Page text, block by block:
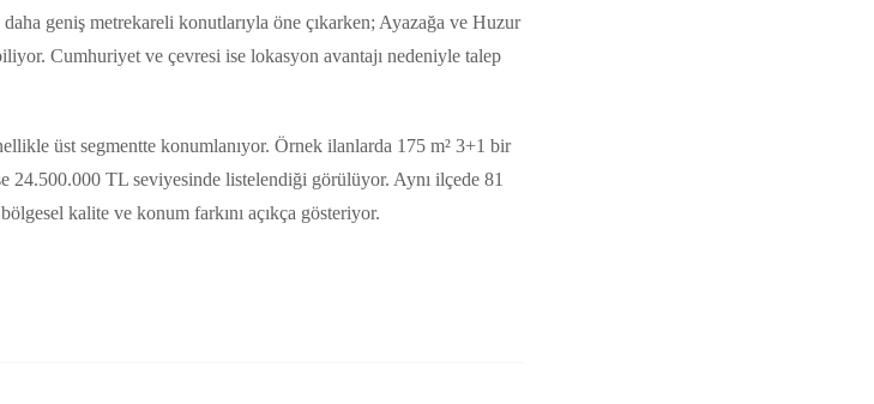
geniş metrekareli konutlarıyla öne çıkarken; Ayazağa ve Huzur
Cumhuriyet ve çevresi ise lokasyon avantajı nedeniyle talep
üst segmentte konumlanıyor. Örnek ilanlarda 175 m² 3+1 bir
TL seviyesinde listelendiği görülüyor. Aynı ilçede 81
kalite ve konum farkını açıkça gösteriyor.